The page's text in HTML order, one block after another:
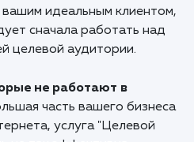
и e-commerce
трафик прекрасно
ищут именно те
вы предлагаете.